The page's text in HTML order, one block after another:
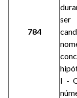
784
ser
I -